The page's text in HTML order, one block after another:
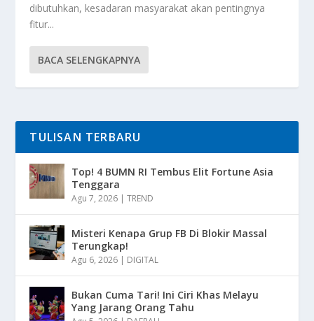
dibutuhkan, kesadaran masyarakat akan pentingnya
fitur...
BACA SELENGKAPNYA
TULISAN TERBARU
Top! 4 BUMN RI Tembus Elit Fortune Asia
Tenggara
Agu 7, 2026 |TREND
Misteri Kenapa Grup FB Di Blokir Massal
Terungkap!
Agu 6, 2026 | DIGITAL
Bukan Cuma Tari! Ini Ciri Khas Melayu
Yang Jarang Orang Tahu